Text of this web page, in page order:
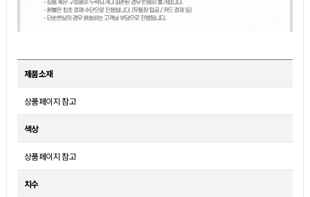
제품소재
상품페이지 참고
색상
상품페이지 참고
치수